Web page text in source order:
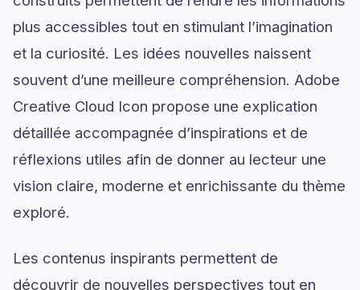
plus accessibles tout en stimulant l’imagination
et la curiosité. Les idées nouvelles naissent
souvent d’une meilleure compréhension. Adobe
Creative Cloud Icon propose une explication
détaillée accompagnée d’inspirations et de
réflexions utiles afin de donner au lecteur une
vision claire, moderne et enrichissante du thème
exploré.
Les contenus inspirants permettent de
découvrir de nouvelles perspectives tout en